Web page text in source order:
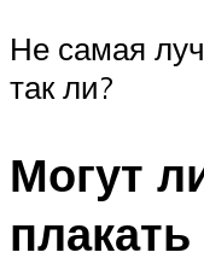
Не самая
так ли?
Могут